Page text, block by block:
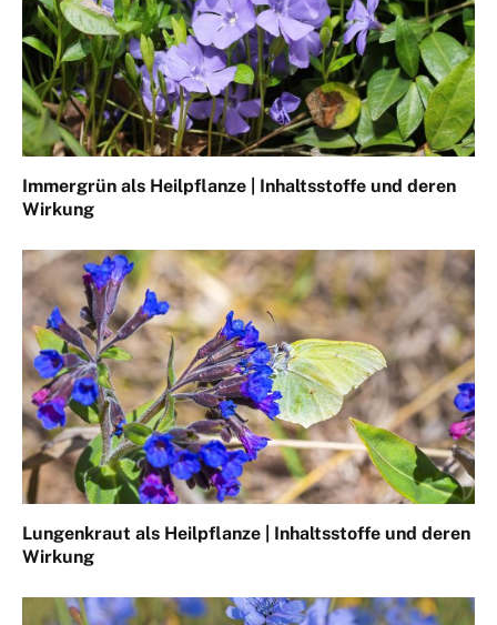
Immergrün als Heilpflanze | Inhaltsstoffe und deren
Wirkung
Lungenkraut als Heilpflanze | Inhaltsstoffe und deren
Wirkung